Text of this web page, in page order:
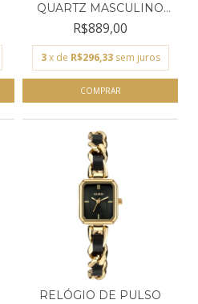
QUARTZ MASCULINO
TECHNO...
R$889,00
3 x de R$296,33 sem juros
RELÓGIO DE PULSO